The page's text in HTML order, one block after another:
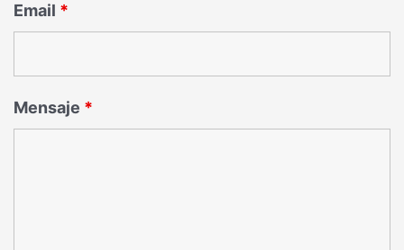
Email *
Mensaje *